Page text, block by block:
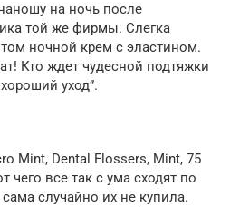
на ночь после
той же фирмы. Слегка
ночной крем с эластином.
Кто ждет чудесной подтяжки
уход”.
Mint, Dental Flossers, Mint, 75
чего все так с ума сходят по
случайно их не купила.